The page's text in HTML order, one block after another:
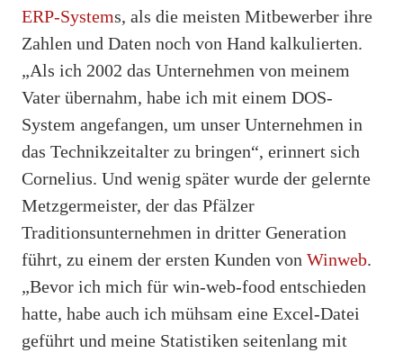
ERP-Systems, als die meisten Mitbewerber ihre
Zahlen und Daten noch von Hand kalkulierten.
„Als ich 2002 das Unternehmen von meinem
Vater übernahm, habe ich mit einem DOS-
System angefangen, um unser Unternehmen in
das Technikzeitalter zu bringen“, erinnert sich
Cornelius. Und wenig später wurde der gelernte
Metzgermeister, der das Pfälzer
Traditionsunternehmen in dritter Generation
führt, zu einem der ersten Kunden von Winweb.
„Bevor ich mich für win-web-food entschieden
hatte, habe auch ich mühsam eine Excel-Datei
geführt und meine Statistiken seitenlang mit